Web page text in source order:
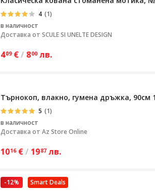
4 (1)
в наличност
Доставка от SCULE SI UNELTE DESIGN
409 €/ 800 лв.
Търнокоп, влакно, гумена дръжка, 90см
5 (1)
в наличност
Доставка от Az Store Online
1016 €/ 1987 лв.
Smart Deals
-12%